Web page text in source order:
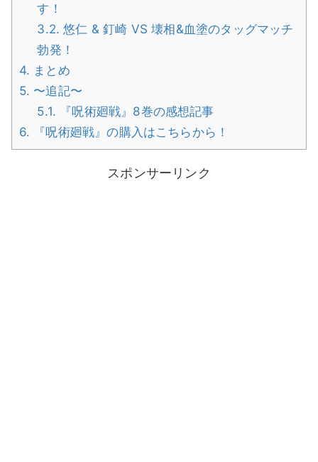
す！
3.2. 悠仁 & 釘崎 VS 壊相&血塗のタッグマッチ
勃発！
4. まとめ
5. 〜追記〜
5.1. 『呪術廻戦』8巻の感想記事
6. 『呪術廻戦』の購入はこちらから！
スポンサーリンク